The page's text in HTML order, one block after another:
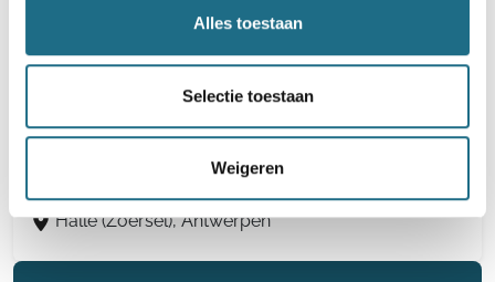
Alles toestaan
Selectie toestaan
Weigeren
Driekoningentocht
7 km 10 km
Halle (Zoersel), Antwerpen